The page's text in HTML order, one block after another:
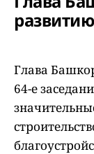
Глава
64-е